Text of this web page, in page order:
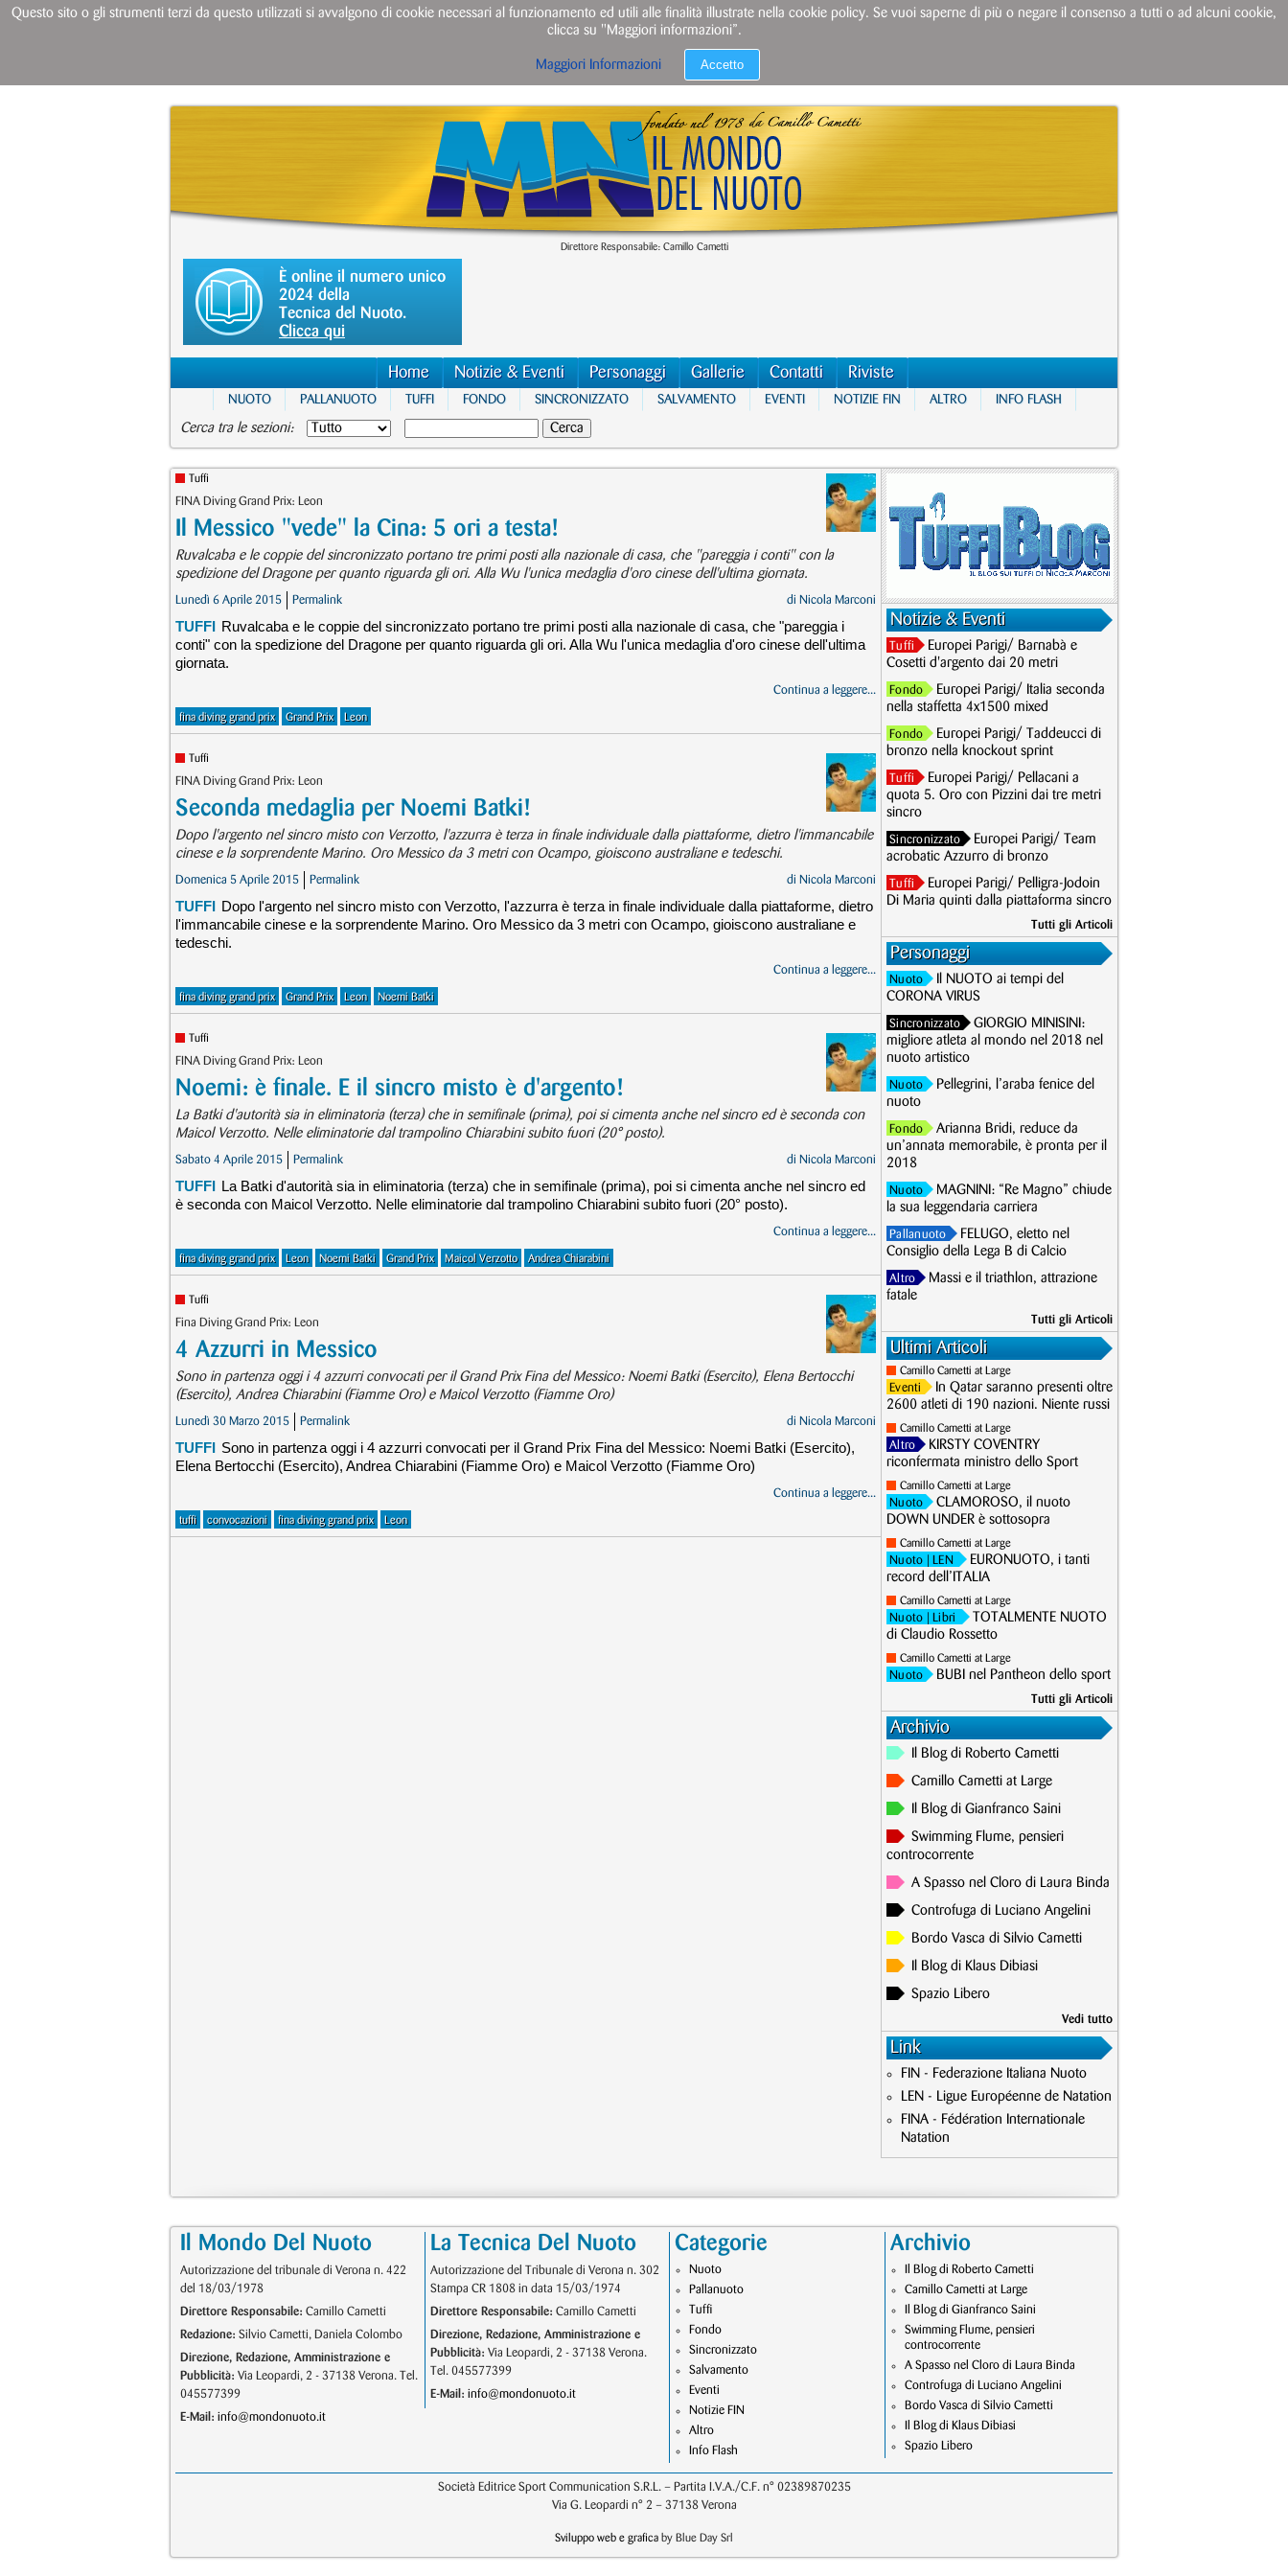
Direttore Responsabile: Camillo Cametti
È online il numero unico
2024 della
Tecnica del Nuoto.
Clicca qui
Home Notizie & Eventi Personaggi Gallerie Contatti Riviste
NUOTO PALLANUOTO TUFFI FONDO SINCRONIZZATO SALVAMENTO EVENTI NOTIZIE FIN ALTRO INFO FLASH
Cerca tra le sezioni:
Tuffi
FINA Diving Grand Prix: Leon
Il Messico "vede" la Cina: 5 ori a testa!
Ruvalcaba e le coppie del sincronizzato portano tre primi posti alla nazionale di casa, che "pareggia i conti" con la
spedizione del Dragone per quanto riguarda gli ori. Alla Wu l'unica medaglia d'oro cinese dell'ultima giornata.
Lunedì 6 Aprile 2015 Permalink di Nicola Marconi
TUFFI Ruvalcaba e le coppie del sincronizzato portano tre primi posti alla nazionale di casa, che "pareggia i
conti" con la spedizione del Dragone per quanto riguarda gli ori. Alla Wu l'unica medaglia d'oro cinese dell'ultima
giornata.
Continua a leggere...
fina diving grand prix Grand Prix Leon
Tuffi
FINA Diving Grand Prix: Leon
Seconda medaglia per Noemi Batki!
Dopo l'argento nel sincro misto con Verzotto, l'azzurra è terza in finale individuale dalla piattaforme, dietro l'immancabile
cinese e la sorprendente Marino. Oro Messico da 3 metri con Ocampo, gioiscono australiane e tedeschi.
Domenica 5 Aprile 2015 Permalink di Nicola Marconi
TUFFI Dopo l'argento nel sincro misto con Verzotto, l'azzurra è terza in finale individuale dalla piattaforme, dietro
l'immancabile cinese e la sorprendente Marino. Oro Messico da 3 metri con Ocampo, gioiscono australiane e
tedeschi.
Continua a leggere...
fina diving grand prix Grand Prix Leon Noemi Batki
Tuffi
FINA Diving Grand Prix: Leon
Noemi: è finale. E il sincro misto è d'argento!
La Batki d'autorità sia in eliminatoria (terza) che in semifinale (prima), poi si cimenta anche nel sincro ed è seconda con
Maicol Verzotto. Nelle eliminatorie dal trampolino Chiarabini subito fuori (20° posto).
Sabato 4 Aprile 2015 Permalink di Nicola Marconi
TUFFI La Batki d'autorità sia in eliminatoria (terza) che in semifinale (prima), poi si cimenta anche nel sincro ed
è seconda con Maicol Verzotto. Nelle eliminatorie dal trampolino Chiarabini subito fuori (20° posto).
Continua a leggere...
fina diving grand prix Leon Noemi Batki Grand Prix Maicol Verzotto Andrea Chiarabini
Tuffi
Fina Diving Grand Prix: Leon
4 Azzurri in Messico
Sono in partenza oggi i 4 azzurri convocati per il Grand Prix Fina del Messico: Noemi Batki (Esercito), Elena Bertocchi
(Esercito), Andrea Chiarabini (Fiamme Oro) e Maicol Verzotto (Fiamme Oro)
Lunedì 30 Marzo 2015 Permalink di Nicola Marconi
TUFFI Sono in partenza oggi i 4 azzurri convocati per il Grand Prix Fina del Messico: Noemi Batki (Esercito),
Elena Bertocchi (Esercito), Andrea Chiarabini (Fiamme Oro) e Maicol Verzotto (Fiamme Oro)
Continua a leggere...
tuffi convocazioni fina diving grand prix Leon
Notizie & Eventi
Tuffi
Europei Parigi/ Barnabà e
Cosetti d'argento dai 20 metri
Fondo
Europei Parigi/ Italia seconda
nella staffetta 4x1500 mixed
Fondo
Europei Parigi/ Taddeucci di
bronzo nella knockout sprint
Tuffi
Europei Parigi/ Pellacani a
quota 5. Oro con Pizzini dai tre metri
sincro
Sincronizzato
Europei Parigi/ Team
acrobatic Azzurro di bronzo
Tuffi
Europei Parigi/ Pelligra-Jodoin
Di Maria quinti dalla piattaforma sincro
Tutti gli Articoli
Personaggi
Nuoto
Il NUOTO ai tempi del
CORONA VIRUS
Sincronizzato
GIORGIO MINISINI:
migliore atleta al mondo nel 2018 nel
nuoto artistico
Nuoto
Pellegrini, l’araba fenice del
nuoto
Fondo
Arianna Bridi, reduce da
un’annata memorabile, è pronta per il
2018
Nuoto
MAGNINI: “Re Magno” chiude
la sua leggendaria carriera
Pallanuoto
FELUGO, eletto nel
Consiglio della Lega B di Calcio
Altro
Massi e il triathlon, attrazione
fatale
Tutti gli Articoli
Ultimi Articoli
Camillo Cametti at Large
Eventi
In Qatar saranno presenti oltre
2600 atleti di 190 nazioni. Niente russi
Camillo Cametti at Large
Altro
KIRSTY COVENTRY
riconfermata ministro dello Sport
Camillo Cametti at Large
Nuoto
CLAMOROSO, il nuoto
DOWN UNDER è sottosopra
Camillo Cametti at Large
Nuoto | LEN
EURONUOTO, i tanti
record dell’ITALIA
Camillo Cametti at Large
Nuoto | Libri
TOTALMENTE NUOTO
di Claudio Rossetto
Camillo Cametti at Large
Nuoto BUBI nel Pantheon dello sport
Tutti gli Articoli
Archivio
Il Blog di Roberto Cametti
Camillo Cametti at Large
Il Blog di Gianfranco Saini
Swimming Flume, pensieri
controcorrente
A Spasso nel Cloro di Laura Binda
Controfuga di Luciano Angelini
Bordo Vasca di Silvio Cametti
Il Blog di Klaus Dibiasi
Spazio Libero
Vedi tutto
Link
FIN - Federazione Italiana Nuoto
LEN - Ligue Européenne de Natation
FINA - Fédération Internationale
Natation
Il Mondo Del Nuoto
Autorizzazione del tribunale di Verona n. 422
del 18/03/1978
Direttore Responsabile: Camillo Cametti
Redazione: Silvio Cametti, Daniela Colombo
Direzione, Redazione, Amministrazione e
Pubblicità: Via Leopardi, 2 - 37138 Verona. Tel.
045577399
E-Mail: info@mondonuoto.it
La Tecnica Del Nuoto
Autorizzazione del Tribunale di Verona n. 302
Stampa CR 1808 in data 15/03/1974
Direttore Responsabile: Camillo Cametti
Direzione, Redazione, Amministrazione e
Pubblicità: Via Leopardi, 2 - 37138 Verona.
Tel. 045577399
E-Mail: info@mondonuoto.it
Categorie
Nuoto
Pallanuoto
Tuffi
Fondo
Sincronizzato
Salvamento
Eventi
Notizie FIN
Altro
Info Flash
Archivio
Il Blog di Roberto Cametti
Camillo Cametti at Large
Il Blog di Gianfranco Saini
Swimming Flume, pensieri
controcorrente
A Spasso nel Cloro di Laura Binda
Controfuga di Luciano Angelini
Bordo Vasca di Silvio Cametti
Il Blog di Klaus Dibiasi
Spazio Libero
Società Editrice Sport Communication S.R.L. – Partita I.V.A./C.F. n° 02389870235
Via G. Leopardi n° 2 – 37138 Verona
Sviluppo web e grafica by Blue Day Srl
Questo sito o gli strumenti terzi da questo utilizzati si avvalgono di cookie necessari al funzionamento ed utili alle finalità illustrate nella cookie policy. Se vuoi saperne di più o negare il consenso a tutti o ad alcuni cookie,
clicca su "Maggiori informazioni”.
Maggiori Informazioni Accetto